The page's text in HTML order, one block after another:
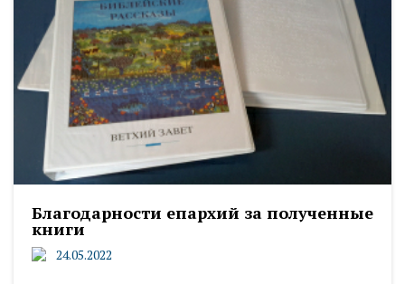
Благодарности епархий за полученные
книги
24.05.2022